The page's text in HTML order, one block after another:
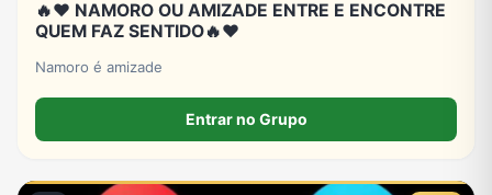
🔥❤️ NAMORO OU AMIZADE ENTRE E ENCONTRE
QUEM FAZ SENTIDO🔥❤️
Namoro é amizade
Entrar no Grupo